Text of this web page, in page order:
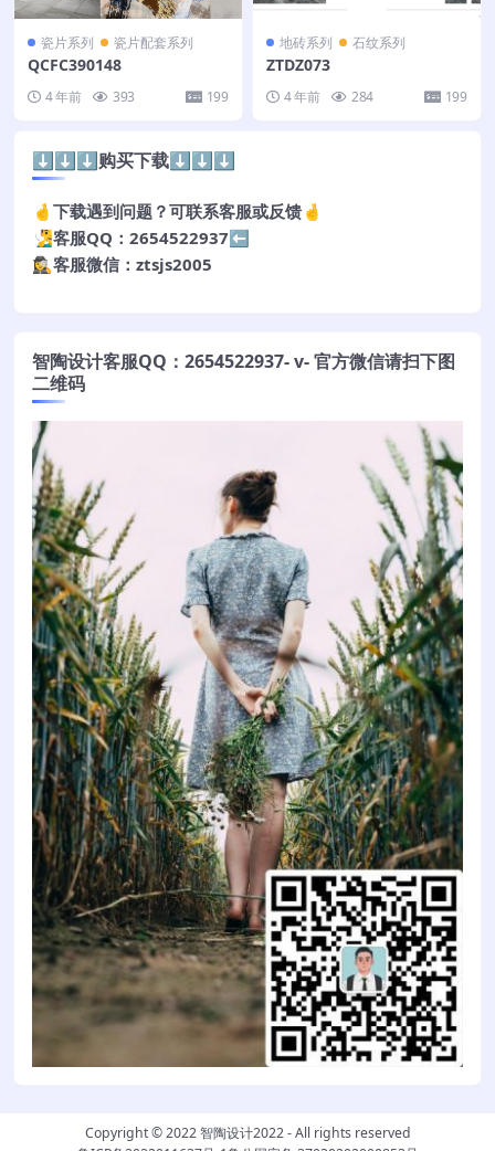
瓷片系列 瓷片配套系列
QCFC390148
4 年前 393 199
地砖系列 石纹系列
ZTDZ073
4 年前 284 199
⬇️⬇️⬇️购买下载⬇️⬇️⬇️
🤞下载遇到问题？可联系客服或反馈🤞
🧏‍♂️客服QQ：2654522937⬅️
🕵️‍♀️客服微信：ztsjs2005
智陶设计客服QQ：2654522937- v- 官方微信请扫下图
二维码
Copyright © 2022智陶设计2022- All rights reserved